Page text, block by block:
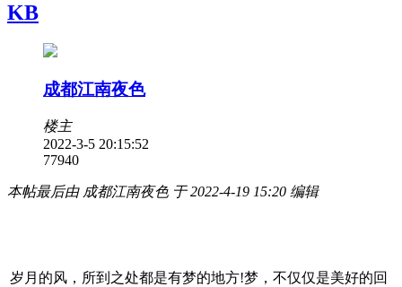
KB
成都江南夜色
楼主
2022-3-5 20:15:52
77940
本帖最后由 成都江南夜色 于 2022-4-19 15:20 编辑
岁月的风，所到之处都是有梦的地方!梦，不仅仅是美好的回